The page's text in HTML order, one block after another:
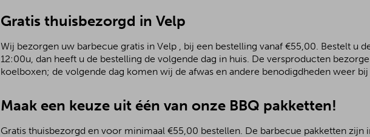
Gratis thuisbezorgd in Velp
Wij bezorgen uw barbecue gratis in Velp , bij een bestelling vanaf €55,00. Bestelt u
12:00u, dan heeft u de bestelling de volgende dag in huis. De versproducten
koelboxen; de volgende dag komen wij de afwas en andere benodigdheden weer
Maak een keuze uit één van onze BBQ pakketten!
Gratis thuisbezorgd en voor minimaal €55,00 bestellen. De barbecue pakketten zijn